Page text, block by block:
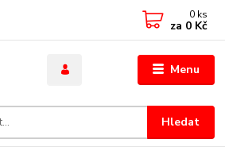
Menu
Hledat
0 ks
za 0 Kč